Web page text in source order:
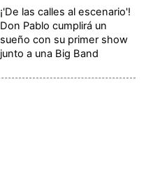
¡'De las calles al escenario'!
Don Pablo cumplirá un
sueño con su primer show
junto a una Big Band